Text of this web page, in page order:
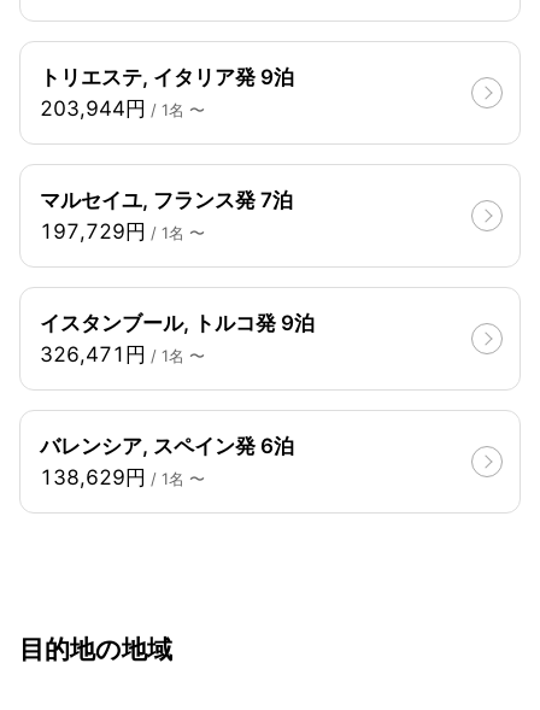
トリエステ, イタリア発 9泊
203,944円 / 1名 〜
マルセイユ, フランス発 7泊
197,729円 / 1名 〜
イスタンブール, トルコ発 9泊
326,471円 / 1名 〜
バレンシア, スペイン発 6泊
138,629円 / 1名 〜
目的地の地域